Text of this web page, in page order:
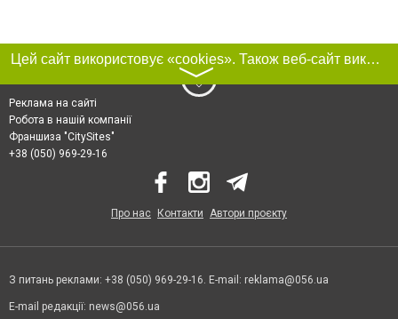
Цей сайт використовує «cookies». Також веб-сайт використовує інтернет-сервіс для збору технічних даних стосовно відвідувачів з метою отримання маркетингової та статистичної інформації. Умови обробки даних відвідувачів сайту див.
〉
Реклама на сайті
Робота в нашій компанії
Франшиза "CitySites"
+38 (050) 969-29-16
Про нас Контакти Автори проєкту
З питань реклами: +38 (050) 969-29-16. E-mail: reklama@056.ua
E-mail редакції: news@056.ua